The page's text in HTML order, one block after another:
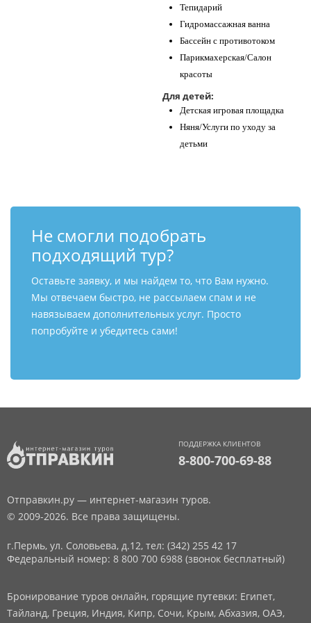
Тепидарий
Гидромассажная ванна
Бассейн с противотоком
Парикмахерская/Салон
красоты
Для детей:
Детская игровая площадка
Няня/Услуги по уходу за
детьми
Не смогли подобрать
подходящий тур?
Оставьте заявку, и мы найдем то, что Вам нужно.
Мы отвечаем быстро, не рассылаем спам и не
навязываем дополнительных услуг. Просто
попробуйте и убедитесь сами!
ПОДДЕРЖКА КЛИЕНТОВ
8-800-700-69-88
Отправкин.ру — интернет-магазин туров.
© 2009-2026. Все права защищены.
г.Пермь, ул. Соловьева, д.12, тел: (342) 255 42 17
Федеральный номер: 8 800 700 6988 (звонок бесплатный)
Бронирование туров онлайн, горящие путевки: Египет,
Тайланд, Греция, Индия, Кипр, Сочи, Крым, Абхазия, ОАЭ,